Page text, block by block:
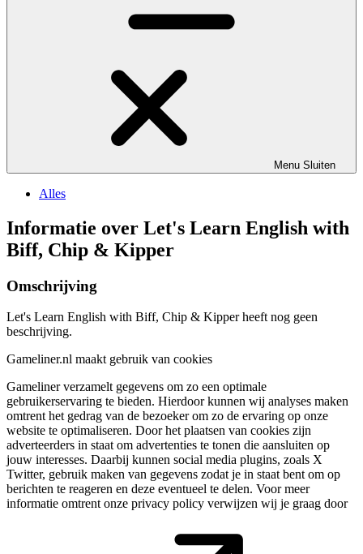
Menu Sluiten
Alles
Informatie over Let's Learn English with
Biff, Chip & Kipper
Omschrijving
Let's Learn English with Biff, Chip & Kipper heeft nog geen
beschrijving.
Gameliner.nl maakt gebruik van cookies
Gameliner verzamelt gegevens om zo een optimale
gebruikerservaring te bieden. Hierdoor kunnen wij analyses maken
omtrent het gedrag van de bezoeker om zo de ervaring op onze
website te optimaliseren. Door het plaatsen van cookies zijn
adverteerders in staat om advertenties te tonen die aansluiten op
jouw interesses. Daarbij kunnen social media plugins, zoals X
Twitter, gebruik maken van gegevens zodat je in staat bent om op
berichten te reageren en deze eventueel te delen. Voor meer
informatie omtrent onze privacy policy verwijzen wij je graag door